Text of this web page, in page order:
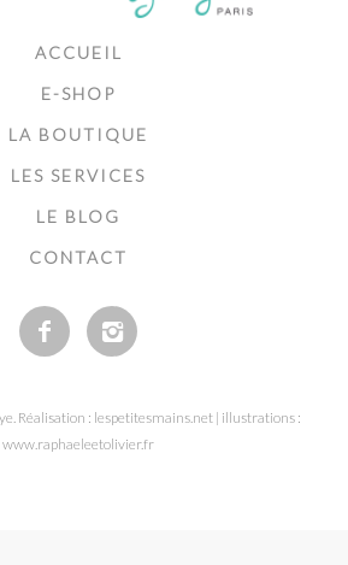
ACCUEIL
E-SHOP
LA BOUTIQUE
LES SERVICES
LE BLOG
CONTACT
Réalisation : lespetitesmains.net | illustrations :
www.raphaeleetolivier.fr